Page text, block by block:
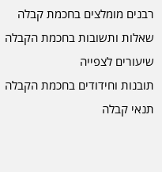
רבנים מומלצים בחכמת קבלה
שאלות ותשובות בחכמת הקבלה
שיעורים לצפייה
תובנות וחידודים בחכמת הקבלה
תנאי קבלה